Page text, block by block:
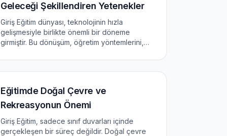
Geleceği Şekillendiren Yetenekler
Giriş Eğitim dünyası, teknolojinin hızla
gelişmesiyle birlikte önemli bir döneme
girmiştir. Bu dönüşüm, öğretim yöntemlerini,
işleyişini derin şekilde etkilemektedir. Bu
makalede, eğitimde teknoloji...
Eğitimde Doğal Çevre ve
Rekreasyonun Önemi
Giriş Eğitim, sadece sınıf duvarları içinde
gerçekleşen bir süreç değildir. Doğal çevre